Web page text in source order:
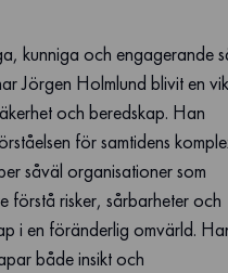
kunniga och engagerande
Jörgen Holmlund blivit en
och beredskap. Han
för samtidens
såväl organisationer som
förstå risker, sårbarheter och
i en föränderlig omvärld.
både insikt och